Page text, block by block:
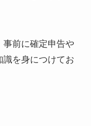
前に確定申告や
を身につけてお